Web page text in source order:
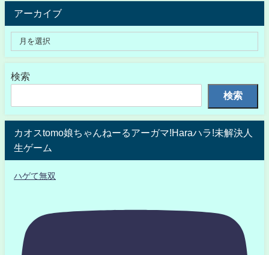
アーカイブ
検索
検索
カオスtomo娘ちゃんねーるアーガマ!Haraハラ!未解決人
生ゲーム
ハゲて無双